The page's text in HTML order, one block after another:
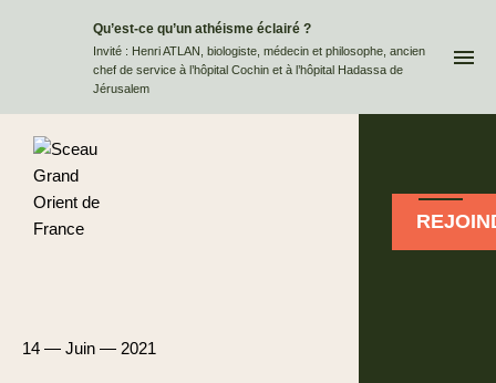
Qu’est-ce qu’un athéisme éclairé ?
Invité : Henri ATLAN, biologiste, médecin et philosophe, ancien
chef de service à l’hôpital Cochin et à l’hôpital Hadassa de
Jérusalem
14 — Juin — 2021